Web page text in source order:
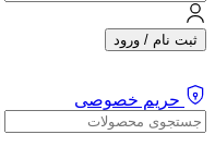
ثبت نام / ورود
حریم خصوصی